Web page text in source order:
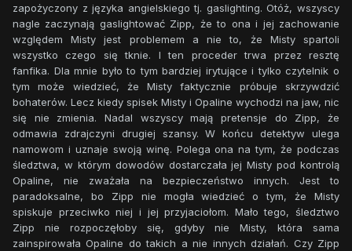
zapożyczony z języka angielskiego tj. gaslighting. Otóż, wszyscy
nagle zaczynają gaslightować Zipp, że to ona i jej zachowanie
względem Misty jest problemem a nie to, że Misty spartoli
wszystko czego się tknie. I ten proceder trwa przez resztę
fanfika. Dla mnie było to tym bardziej irytujące i tylko czytelnik o
tym może wiedzieć, że Misty faktycznie próbuje skrzywdzić
bohaterów. Lecz kiedy spisek Misty i Opaline wychodzi na jaw, nic
się nie zmienia. Nadal wszyscy mają pretensje do Zipp, że
odmawia zdrajczyni drugiej szansy. W końcu detektyw ulega
namowom i uznaje swoją winę. Polega ona na tym, że podczas
śledztwa, w którym dowodów dostarczała jej Misty pod kontrolą
Opaline, nie zważała na bezpieczeństwo innych. Jest to
paradoksalne, bo Zipp nie mogła wiedzieć o tym, że Misty
spiskuje przeciwko niej i jej przyjaciołom. Mało tego, śledztwo
Zipp nie rozpoczęłoby się, gdyby nie Misty, która sama
zainspirowała Opaline do takich a nie innych działań. Czy Zipp